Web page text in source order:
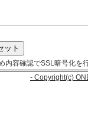
内容確認でSSL暗号化を
- Copyright(c)